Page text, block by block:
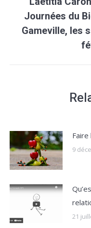
Journées du
Gameville, les
Faire
9
21